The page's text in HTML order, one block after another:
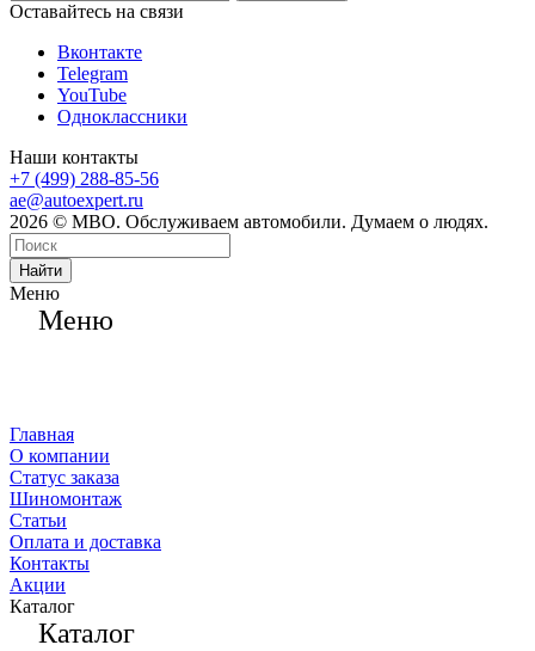
Оставайтесь на связи
Вконтакте
Telegram
YouTube
Одноклассники
Наши контакты
+7 (499) 288-85-56
ae@autoexpert.ru
2026 © МВО. Обслуживаем автомобили. Думаем о людях.
Найти
Меню
Меню
Главная
О компании
Статус заказа
Шиномонтаж
Статьи
Оплата и доставка
Контакты
Акции
Каталог
Каталог